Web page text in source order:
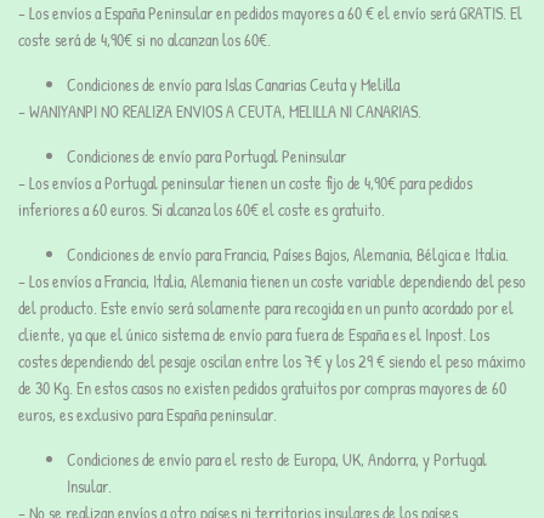
– Los envíos a España Peninsular en pedidos mayores a 60 € el envío será GRATIS. El
coste será de 4,90€ si no alcanzan los 60€.
Condiciones de envío para Islas Canarias Ceuta y Melilla
– WANIYANPI NO REALIZA ENVIOS A CEUTA, MELILLA NI CANARIAS.
Condiciones de envío para Portugal Peninsular
– Los envíos a Portugal peninsular tienen un coste fijo de 4,90€ para pedidos
inferiores a 60 euros. Si alcanza los 60€ el coste es gratuito.
Condiciones de envío para Francia, Países Bajos, Alemania, Bélgica e Italia.
– Los envíos a Francia, Italia, Alemania tienen un coste variable dependiendo del peso
del producto. Este envío será solamente para recogida en un punto acordado por el
cliente, ya que el único sistema de envío para fuera de España es el Inpost. Los
costes dependiendo del pesaje oscilan entre los 7€ y los 29 € siendo el peso máximo
de 30 Kg. En estos casos no existen pedidos gratuitos por compras mayores de 60
euros, es exclusivo para España peninsular.
Condiciones de envío para el resto de Europa, UK, Andorra, y Portugal
Insular.
– No se realizan envíos a otro países ni territorios insulares de los países